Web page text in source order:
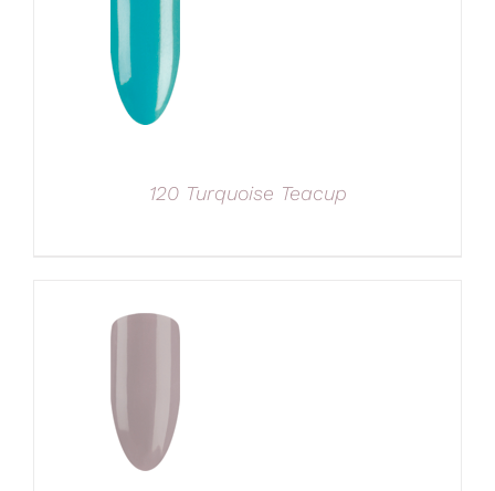
120 Turquoise Teacup